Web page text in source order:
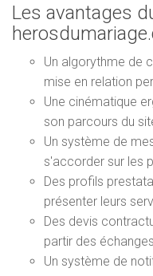
Les avantages
Un algorythme de
mise en relation
Une cinématique
son parcours du
Un système de
s'accorder sur les
Des profils
présenter leurs
Des devis
partir des échanges
Un système de